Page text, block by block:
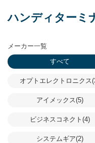
ハンディターミ
メーカー一覧
すべて
オプトエレクトロニクス
アイメックス(5)
ビジネスコネクト(4)
システムギア(2)